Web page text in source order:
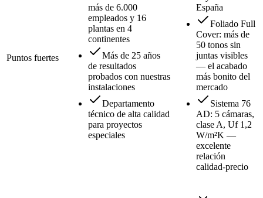
Puntos fuertes
más de 6.000
empleados y 16
plantas en 4
continentes
Más de 25 años
de resultados
probados con nuestras
instalaciones
Departamento
técnico de alta calidad
para proyectos
especiales
España
Foliado Full
Cover: más de
50 tonos sin
juntas visibles
— el acabado
más bonito del
mercado
Sistema 76
AD: 5 cámaras,
clase A, Uf 1,2
W/m²K —
excelente
relación
calidad-precio